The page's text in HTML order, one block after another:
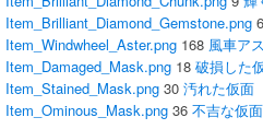
Item_Brilliant_Diamond_Gemstone.png 6
Item_Windwheel_Aster.png 168 風車ア
Item_Damaged_Mask.png 18 破損した
Item_Stained_Mask.png 30 汚れた仮面
Item_Ominous_Mask.png 36 不吉な仮面